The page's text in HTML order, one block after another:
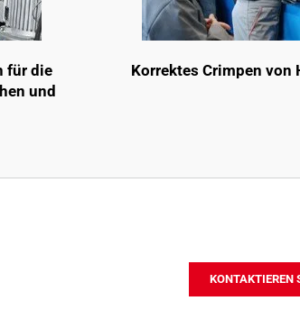
für die
und
Korrektes Crimpen von
KONTAKTIEREN